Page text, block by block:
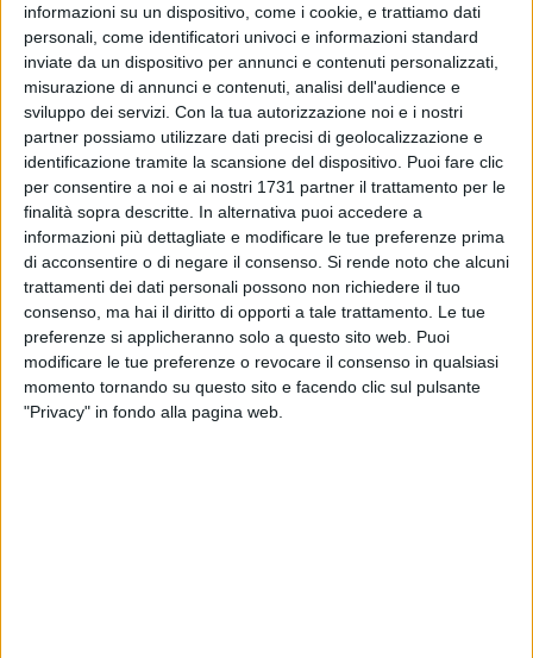
informazioni su un dispositivo, come i cookie, e trattiamo dati
personali, come identificatori univoci e informazioni standard
inviate da un dispositivo per annunci e contenuti personalizzati,
misurazione di annunci e contenuti, analisi dell'audience e
sviluppo dei servizi. Con la tua autorizzazione noi e i nostri
partner possiamo utilizzare dati precisi di geolocalizzazione e
identificazione tramite la scansione del dispositivo. Puoi fare clic
per consentire a noi e ai nostri 1731 partner il trattamento per le
finalità sopra descritte. In alternativa puoi accedere a
informazioni più dettagliate e modificare le tue preferenze prima
di acconsentire o di negare il consenso. Si rende noto che alcuni
trattamenti dei dati personali possono non richiedere il tuo
consenso, ma hai il diritto di opporti a tale trattamento. Le tue
preferenze si applicheranno solo a questo sito web. Puoi
modificare le tue preferenze o revocare il consenso in qualsiasi
momento tornando su questo sito e facendo clic sul pulsante
"Privacy" in fondo alla pagina web.
g. c.so Vittorio Emanuele II
h. piazza della Libertà
i. piazza Massari
j. piazza Federico II di Svevia
k. via Ruggero il Normanno, nel tratto compreso tra il c.so De
Tullio e piazza Federico II di Svevia
l. via Boemondo
m. strada Palazzo dell'Intendenza; n. via B. Petrone
o. via Villari
p. via De Rossi, tratto compreso tra via Piccinni e c.so
Vittorio Emanuele II
q. via Marchese di Montrone, tratto compreso tra c.so
Vittorio Emanuele II e via Piccinni
r. via Cairoli, tratto compreso tra via Piccinni e c.so Vittorio
Emanuele II